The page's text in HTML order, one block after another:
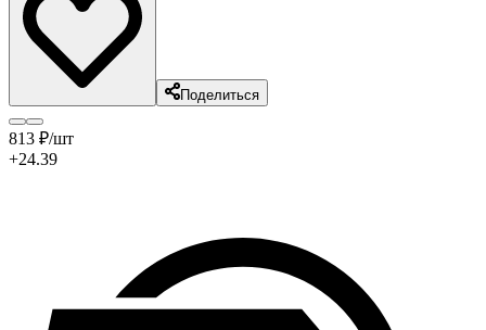
Поделиться
813 ₽/шт
+24.39